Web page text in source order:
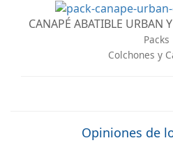
CANAPÉ ABATIBLE URBAN
Packs
Colchones y
Opiniones de